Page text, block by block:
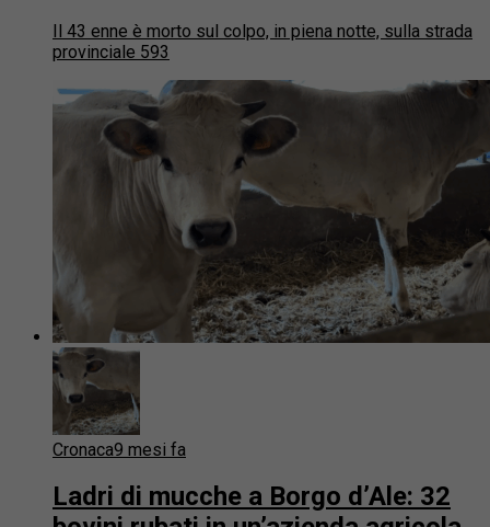
Il 43 enne è morto sul colpo, in piena notte, sulla strada
provinciale 593
Cronaca9 mesi fa
Ladri di mucche a Borgo d’Ale: 32